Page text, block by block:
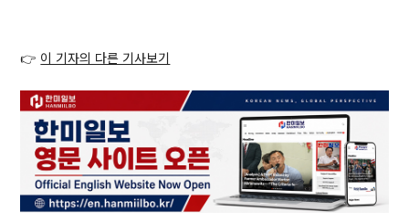
👉 이 기자의 다른 기사보기